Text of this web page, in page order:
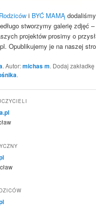
i BYĆ MAMĄ
stworzymy galerię zdjęć
projektów prosimy o
Opublikujemy je na naszej
. Autor:michas m. Dodaj zakładkę
.